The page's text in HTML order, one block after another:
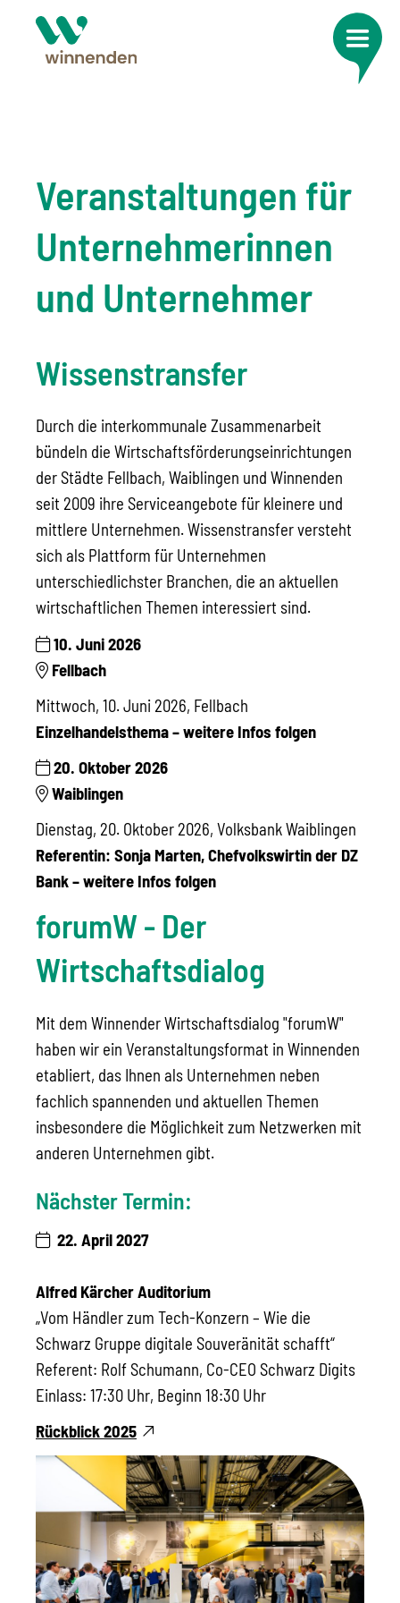
Veranstaltungen für
Unternehmerinnen
und Unternehmer
Wissenstransfer
Durch die interkommunale Zusammenarbeit
bündeln die Wirtschaftsförderungseinrichtungen
der Städte Fellbach, Waiblingen und Winnenden
seit 2009 ihre Serviceangebote für kleinere und
mittlere Unternehmen. Wissenstransfer versteht
sich als Plattform für Unternehmen
unterschiedlichster Branchen, die an aktuellen
wirtschaftlichen Themen interessiert sind.
10. Juni 2026
Fellbach
Mittwoch, 10. Juni 2026, Fellbach
Einzelhandelsthema – weitere Infos folgen
20. Oktober 2026
Waiblingen
Dienstag, 20. Oktober 2026, Volksbank Waiblingen
Referentin: Sonja Marten, Chefvolkswirtin der DZ
Bank – weitere Infos folgen
forumW - Der
Wirtschaftsdialog
Mit dem Winnender Wirtschaftsdialog "forumW"
haben wir ein Veranstaltungsformat in Winnenden
etabliert, das Ihnen als Unternehmen neben
fachlich spannenden und aktuellen Themen
insbesondere die Möglichkeit zum Netzwerken mit
anderen Unternehmen gibt.
Nächster Termin:
22. April 2027
Alfred Kärcher Auditorium
„Vom Händler zum Tech-Konzern – Wie die
Schwarz Gruppe digitale Souveränität schafft“
Referent: Rolf Schumann, Co-CEO Schwarz Digits
Einlass: 17:30 Uhr, Beginn 18:30 Uhr
Rückblick 2025